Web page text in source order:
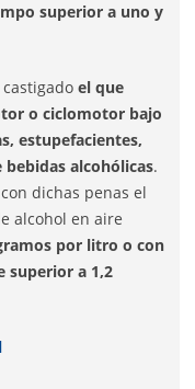
superior a uno y
el que
o ciclomotor bajo
estupefacientes,
alcohólicas.
dichas penas el
alcohol en aire
por litro o con
superior a 1,2